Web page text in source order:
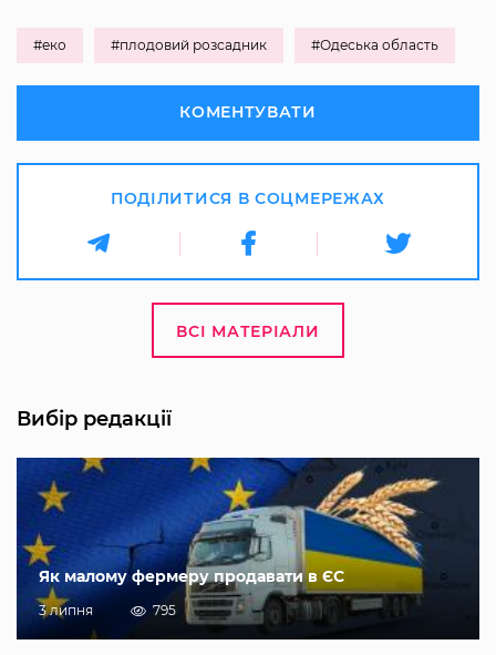
#еко #плодовий розсадник #Одеська область
КОМЕНТУВАТИ
ПОДІЛИТИСЯ В СОЦМЕРЕЖАХ
ВСІ МАТЕРІАЛИ
Вибір редакції
Як малому фермеру продавати в ЄС
3 липня 795